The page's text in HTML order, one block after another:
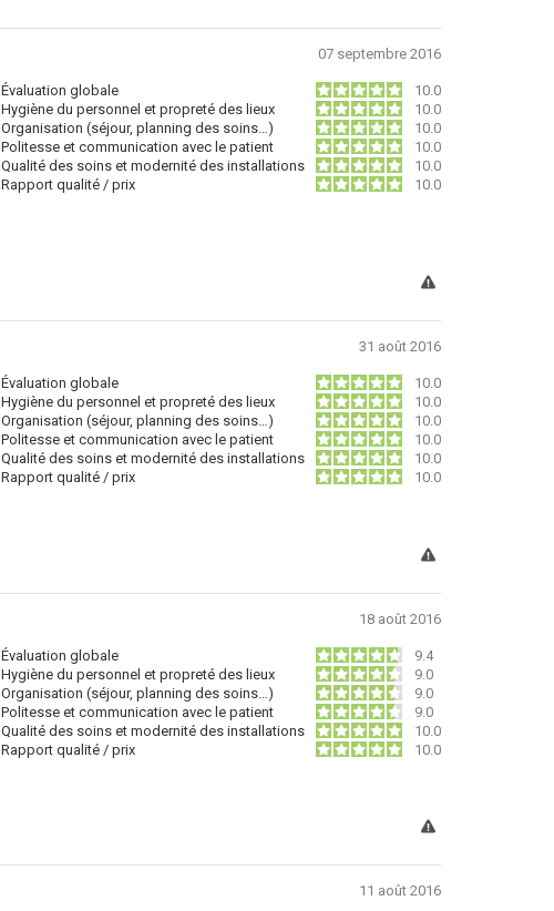
07 septembre 2016
Évaluation globale
10.0
Hygiène du personnel et propreté des lieux
10.0
Organisation (séjour, planning des soins…)
10.0
Politesse et communication avec le patient
10.0
Qualité des soins et modernité des installations
10.0
Rapport qualité / prix
10.0
31 août 2016
Évaluation globale
10.0
Hygiène du personnel et propreté des lieux
10.0
Organisation (séjour, planning des soins…)
10.0
Politesse et communication avec le patient
10.0
Qualité des soins et modernité des installations
10.0
Rapport qualité / prix
10.0
18 août 2016
Évaluation globale
9.4
Hygiène du personnel et propreté des lieux
9.0
Organisation (séjour, planning des soins…)
9.0
Politesse et communication avec le patient
9.0
Qualité des soins et modernité des installations
10.0
Rapport qualité / prix
10.0
11 août 2016